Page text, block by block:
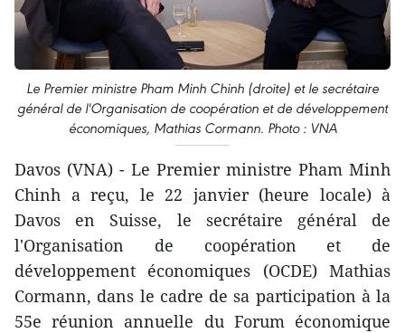
Le Premier ministre Pham Minh Chinh (droite) et le secrétaire
général de l'Organisation de coopération et de développement
économiques, Mathias Cormann. Photo : VNA
Davos (VNA) - Le Premier ministre Pham Minh
Chinh a reçu, le 22 janvier (heure locale) à
Davos en Suisse, le secrétaire général de
l'Organisation de coopération et de
développement économiques (OCDE) Mathias
Cormann, dans le cadre de sa participation à la
55e réunion annuelle du Forum économique